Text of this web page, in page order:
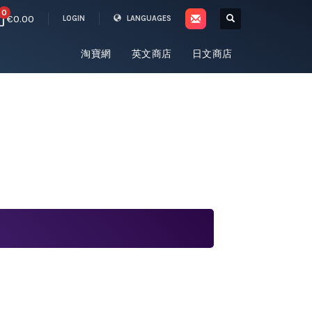
0€0.00 LOGIN LANGUAGES
淘寶網 英文商店 日文商店